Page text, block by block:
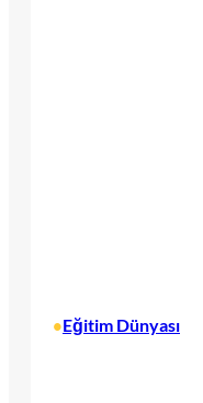
•Eğitim Dünyası